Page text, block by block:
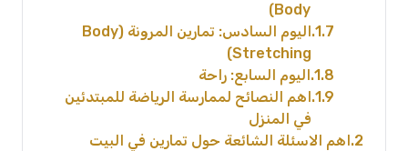
Body)
1.7
اليوم السادس: تمارين المرونة (Body
Stretching)
1.8 اليوم السابع: راحة
1.9 اهم النصائح لممارسة الرياضة للمبتدئين
في المنزل
2 اهم الاسئلة الشائعة حول تمارين في البيت